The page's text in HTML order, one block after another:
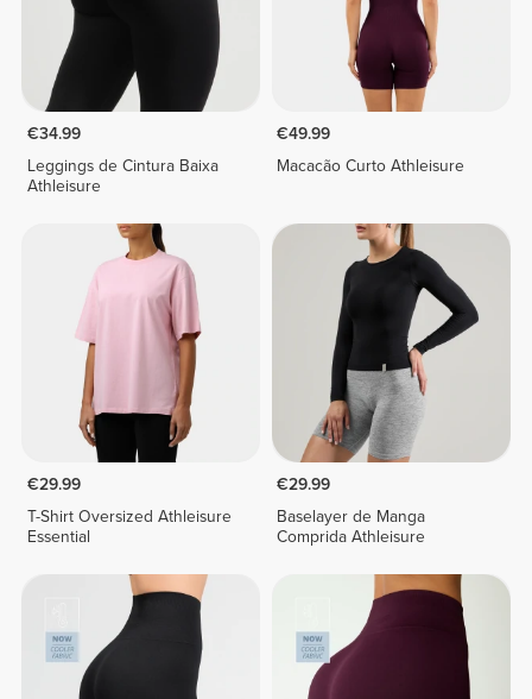
€34.99
Leggings de Cintura Baixa
Athleisure
€49.99
Macacão Curto Athleisure
€29.99
T-Shirt Oversized Athleisure
Essential
€29.99
Baselayer de Manga
Comprida Athleisure